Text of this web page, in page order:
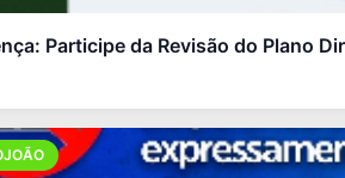
Participe da Revisão do Plano